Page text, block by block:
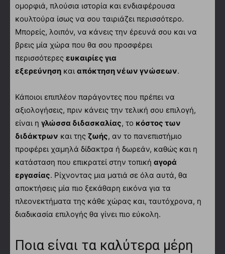
ομορφιά, πλούσια ιστορία και ενδιαφέρουσα
κουλτούρα ίσως να σου ταιριάζει περισσότερο.
Μπορείς, λοιπόν, να κάνεις την έρευνά σου και να
βρεις μία χώρα που θα σου προσφέρει
περισσότερες ευκαιρίες για
εξερεύνηση και απόκτηση νέων γνώσεων.
Κάποιοι επιπλέον παράγοντες που πρέπει να
αξιολογήσεις, πριν κάνεις την τελική σου επιλογή,
είναι η γλώσσα διδασκαλίας, το κόστος των
διδάκτρων και της ζωής, αν το πανεπιστήμιο
προφέρει χαμηλά δίδακτρα ή δωρεάν, καθώς και η
κατάσταση που επικρατεί στην τοπική αγορά
εργασίας. Ρίχνοντας μια ματιά σε όλα αυτά, θα
αποκτήσεις μία πιο ξεκάθαρη εικόνα για τα
πλεονεκτήματα της κάθε χώρας και, ταυτόχρονα, η
διαδικασία επιλογής θα γίνει πιο εύκολη.
Ποια είναι τα καλύτερα μέρη